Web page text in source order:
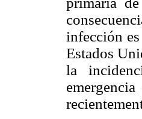
infección
Estados
la